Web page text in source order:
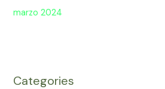
marzo 2024
Categories